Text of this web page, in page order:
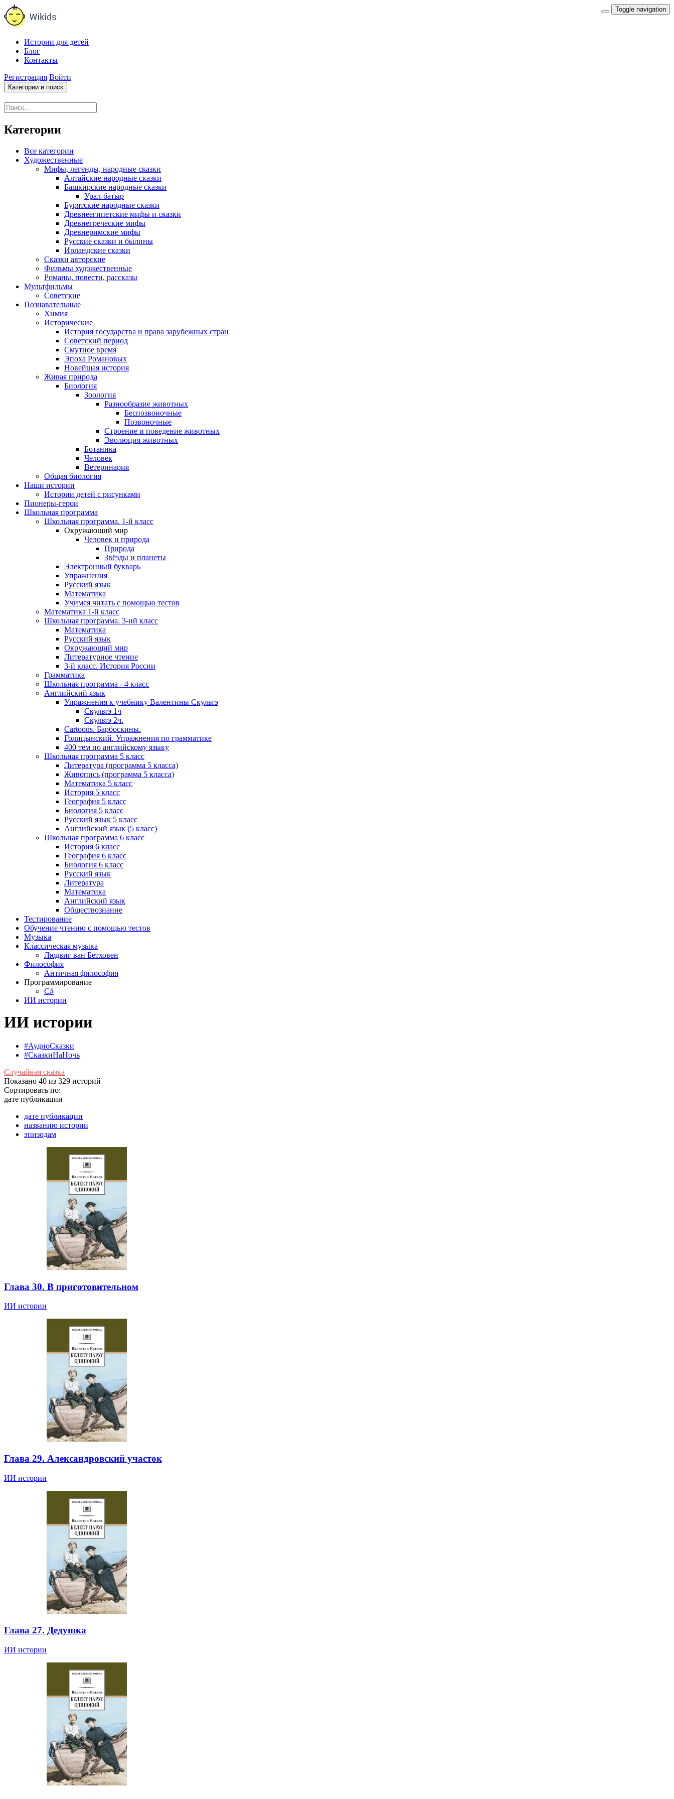
Toggle navigation
Истории для детей
Блог
Контакты
Регистрация Войти
Категории и поиск
Категории
Все категории
Художественные
Мифы, легенды, народные сказки
Алтайские народные сказки
Башкирские народные сказки
Урал-батыр
Бурятские народные сказки
Древнеегипетские мифы и сказки
Древнегреческие мифы
Древнеримские мифы
Русские сказки и былины
Ирландские сказки
Сказки авторские
Фильмы художественные
Романы, повести, рассказы
Мультфильмы
Советские
Познавательные
Химия
Исторические
История государства и права зарубежных стран
Советский период
Смутное время
Эпоха Романовых
Новейшая история
Живая природа
Биология
Зоология
Разнообразие животных
Беспозвоночные
Позвоночные
Строение и поведение животных
Эволюция животных
Ботаника
Человек
Ветеринария
Общая биология
Наши истории
Истории детей с рисунками
Пионеры-герои
Школьная программа
Школьная программа. 1-й класс
Окружающий мир
Человек и природа
Природа
Звёзды и планеты
Электронный букварь
Упражнения
Русский язык
Математика
Учимся читать с помощью тестов
Математика 1-й класс
Школьная программа. 3-ий класс
Математика
Русский язык
Окружающий мир
Литературное чтение
3-й класс. История России
Грамматика
Школьная программа - 4 класс
Английский язык
Упражнения к учебнику Валентины Скультэ
Скультэ 1ч
Скультэ 2ч.
Cartoons. Барбоскины.
Голицынский. Упражнения по грамматике
400 тем по английскому языку
Школьная программа 5 класс
Литература (программа 5 класса)
Живопись (программа 5 класса)
Математика 5 класс
История 5 класс
География 5 класс
Биология 5 класс
Русский язык 5 класс
Английский язык (5 класс)
Школьная программа 6 класс
История 6 класс
География 6 класс
Биология 6 класс
Русский язык
Литература
Математика
Английский язык
Обществознание
Тестирование
Обучение чтению с помощью тестов
Музыка
Классическая музыка
Людвиг ван Бетховен
Философия
Античная философия
Программирование
С#
ИИ истории
ИИ истории
#АудиоСказки
#СказкиНаНочь
Случайная сказка
Показано 40 из 329 историй
Сортировать по:
дате публикации
дате публикации
названию истории
эпизодам
Глава 30. В приготовительном
ИИ истории
Глава 29. Александровский участок
ИИ истории
Глава 27. Дедушка
ИИ истории